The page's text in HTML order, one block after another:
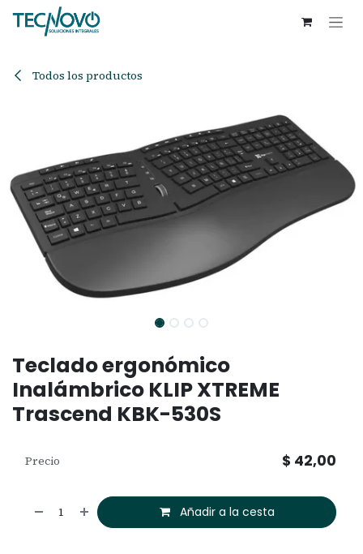
Ir al contenido
Todos los productos
Teclado ergonómico
Inalámbrico KLIP XTREME
Trascend KBK-530S
Añadir a la cesta
Precio $ 42,00